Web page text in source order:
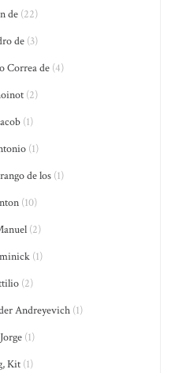
de(22)
de(3)
Correa de(4)
(2)
(1)
(1)
de los (1)
(10)
(2)
(1)
(2)
Andreyevich(1)
(1)
Kit (1)